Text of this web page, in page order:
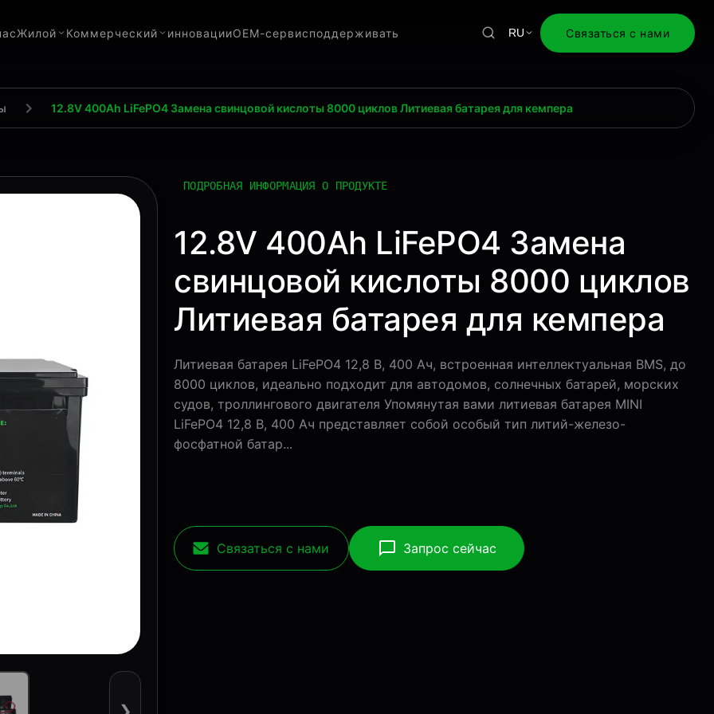
Жилой Коммерческий инновацииOEM-сервисподдерживать RU Связаться с нами
12.8V 400Ah LiFePO4 Замена свинцовой кислоты 8000 циклов Литиевая батарея для кемпера
ПОДРОБНАЯ ИНФОРМАЦИЯ О ПРОДУКТЕ
12.8V 400Ah LiFePO4 Замена
свинцовой кислоты 8000 циклов
Литиевая батарея для кемпера
Литиевая батарея LiFePO4 12,8 В, 400 Ач, встроенная интеллектуальная BMS, до
8000 циклов, идеально подходит для автодомов, солнечных батарей, морских
судов, троллингового двигателя Упомянутая вами литиевая батарея MINI
LiFePO4 12,8 В, 400 Ач представляет собой особый тип литий-железо-
фосфатной батар...
Связаться с нами Запрос сейчас